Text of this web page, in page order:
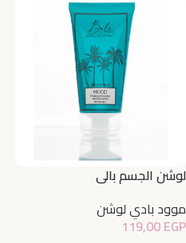
لوشن الجسم بالي
موود بادي لوشن
119,00EGP